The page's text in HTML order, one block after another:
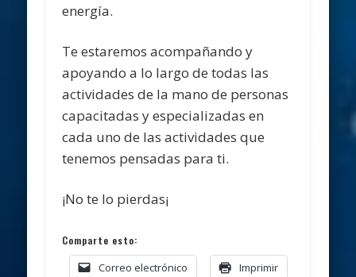
energía.
Te estaremos acompañando y
apoyando a lo largo de todas las
actividades de la mano de personas
capacitadas y especializadas en
cada uno de las actividades que
tenemos pensadas para ti.
¡No te lo pierdas¡
Comparte esto:
Correo electrónico Imprimir